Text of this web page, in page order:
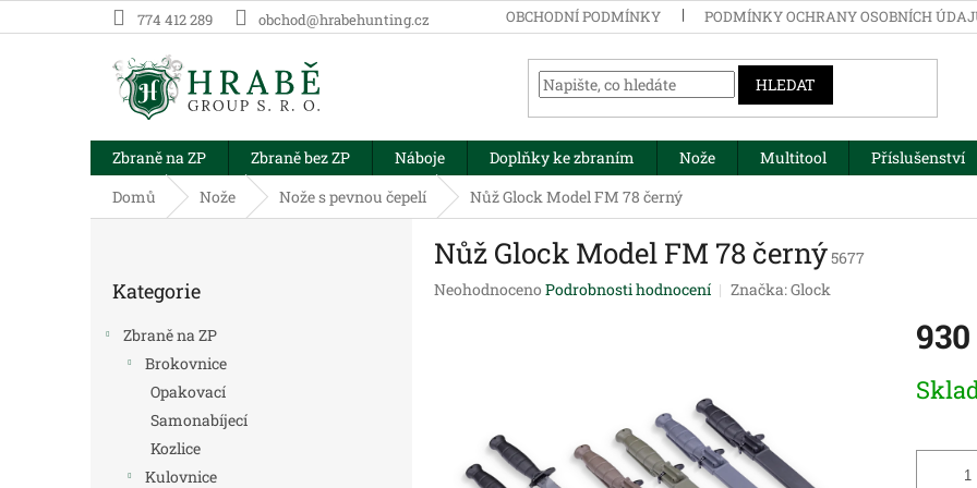
na
774 412 289 obchod@hrabehunting.cz OBCHODNÍ PODMÍNKY PODMÍNKY OCHRANY OSOBNÍCH
HLEDAT
Zbraně na ZP Zbraně bez ZP Náboje Doplňky ke zbraním Nože Multitool Příslušenství
Domů
Nože Nože s pevnou čepelí Nůž Glock Model FM 78 černý
kategorie
Kategorie
Zbraně na ZP
Brokovnice
Opakovací
Samonabíjecí
Kozlice
Kulovnice
Nůž Glock Model FM 78 černý5677
Průměrné
hvězdiček.
Neohodnoceno Podrobnosti hodnocení Značka:Glock
cena: